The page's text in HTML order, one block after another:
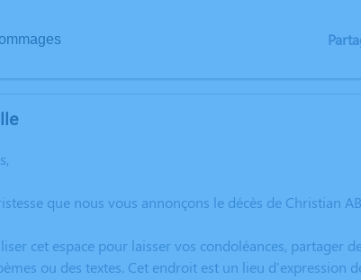
que nous vous annonçons le décès de Christian
cet espace pour laisser vos condoléances, partager
ou des textes. Cet endroit est un lieu d'expression